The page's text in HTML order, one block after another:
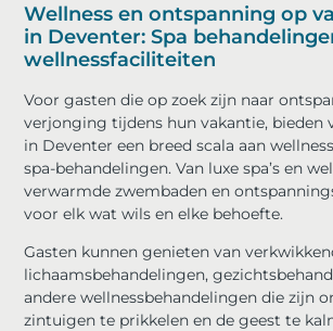
Wellness en ontspanning op
in Deventer: Spa
wellnessfaciliteiten
Voor gasten die op zoek zijn naar
verjonging tijdens hun vakantie, bieden
in Deventer een breed scala aan
spa-behandelingen. Van luxe spa’s en
verwarmde zwembaden en
voor elk wat wils en elke behoefte.
Gasten kunnen genieten van
lichaamsbehandelingen,
andere wellnessbehandelingen die zijn
zintuigen te prikkelen en de geest te